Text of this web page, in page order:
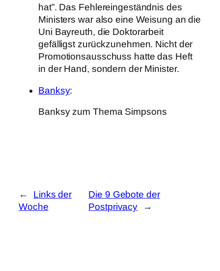
hat”. Das Fehlereingeständnis des
Ministers war also eine Weisung an die
Uni Bayreuth, die Doktorarbeit
gefälligst zurückzunehmen. Nicht der
Promotionsausschuss hatte das Heft
in der Hand, sondern der Minister.
Banksy:
Banksy zum Thema Simpsons
←
Links der
Woche
Die 9 Gebote der
Postprivacy
→